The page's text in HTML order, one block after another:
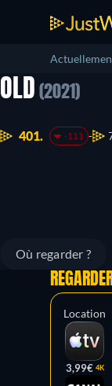
OLD (2021)
401. -111
Où regarder ?
Location
3,99€ 4K